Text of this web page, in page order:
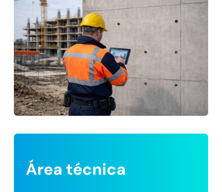
Área técnica